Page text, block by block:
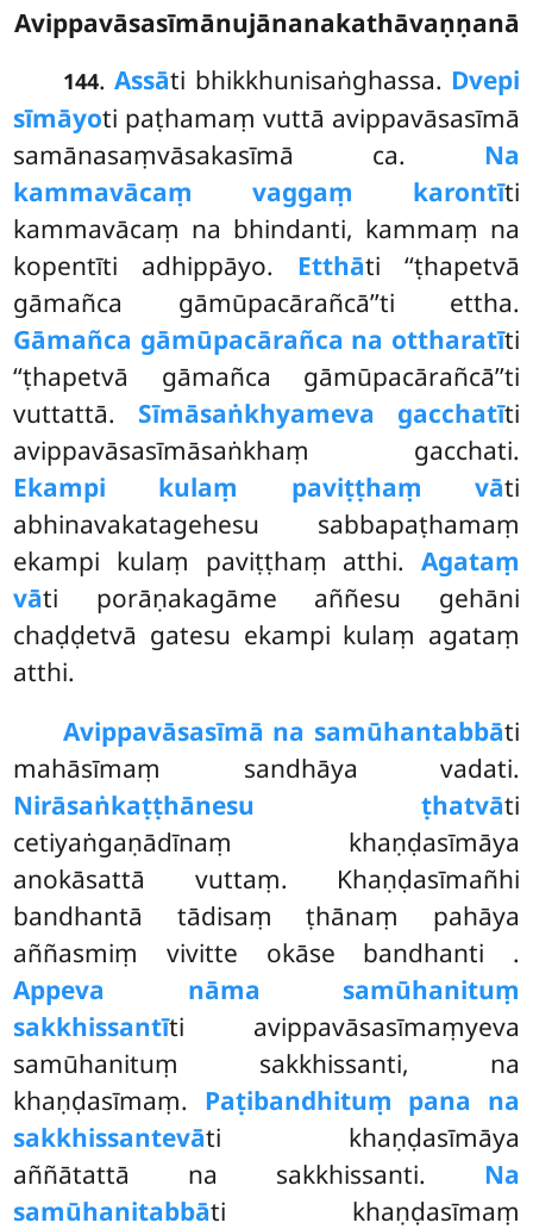
Avippavāsasīmānujānanakathāvaṇṇanā
144.Assāti bhikkhunisaṅghassa. Dvepi
sīmāyoti paṭhamaṃ vuttā avippavāsasīmā
samānasaṃvāsakasīmā ca. Na
kammavācaṃ vaggaṃ karontīti
kammavācaṃ na bhindanti, kammaṃ na
kopentīti adhippāyo. Etthāti ‘‘ṭhapetvā
gāmañca gāmūpacārañcā’’ti ettha.
Gāmañca gāmūpacārañca na ottharatīti
‘‘ṭhapetvā gāmañca gāmūpacārañcā’’ti
vuttattā. Sīmāsaṅkhyameva gacchatīti
avippavāsasīmāsaṅkhaṃ gacchati.
Ekampi kulaṃ paviṭṭhaṃ vāti
abhinavakatagehesu sabbapaṭhamaṃ
ekampi kulaṃ paviṭṭhaṃ atthi. Agataṃ
vāti porāṇakagāme aññesu gehāni
chaḍḍetvā gatesu ekampi kulaṃ agataṃ
atthi.
Avippavāsasīmā na samūhantabbāti
mahāsīmaṃ sandhāya vadati.
Nirāsaṅkaṭṭhānesu ṭhatvāti
cetiyaṅgaṇādīnaṃ khaṇḍasīmāya
anokāsattā vuttaṃ. Khaṇḍasīmañhi
bandhantā tādisaṃ ṭhānaṃ pahāya
aññasmiṃ vivitte okāse bandhanti .
Appeva nāma samūhanituṃ
sakkhissantīti avippavāsasīmaṃyeva
samūhanituṃ sakkhissanti, na
khaṇḍasīmaṃ. Paṭibandhituṃ pana na
sakkhissantevāti khaṇḍasīmāya
aññātattā na sakkhissanti. Na
samūhanitabbāti khaṇḍasīmaṃ